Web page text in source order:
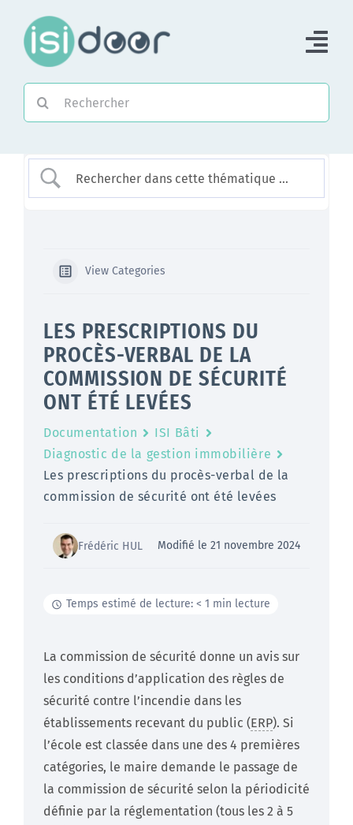
contenu
Piloter un réseau
View Categories
LES PRESCRIPTIONS DU
PROCÈS-VERBAL DE LA
COMMISSION DE SÉCURITÉ
ONT ÉTÉ LEVÉES
Documentation
ISI Bâti
Diagnostic de la gestion immobilière
Les prescriptions du procès-verbal de la
commission de sécurité ont été levées
Frédéric HUL Modifié le 21 novembre 2024
Temps estimé de lecture: < 1 min lecture
La commission de sécurité donne un avis sur
les conditions d’application des règles de
sécurité contre l’incendie dans les
établissements recevant du public (ERP). Si
l’école est classée dans une des 4 premières
catégories, le maire demande le passage de
la commission de sécurité selon la périodicité
définie par la réglementation (tous les 2 à 5